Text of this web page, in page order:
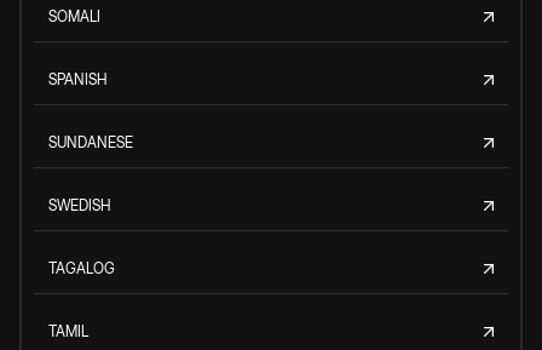
SOMALI
SPANISH
SUNDANESE
SWEDISH
TAGALOG
TAMIL